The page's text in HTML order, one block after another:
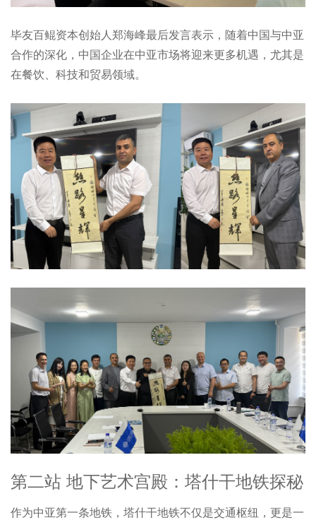
毕友百鲲资本创始人郑海峰最后发言表示，随着中国与中亚
合作的深化，中国企业在中亚市场将迎来更多机遇，尤其是
在餐饮、科技和贸易领域。
第二站 地下艺术宫殿：塔什干地铁探秘
作为中亚第一条地铁，塔什干地铁不仅是交通枢纽，更是一